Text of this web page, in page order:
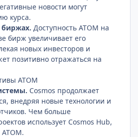
новости могут
курса.
Доступность ATOM на
бирж увеличивает его
новых инвесторов и
позитивно отражаться на
ATOM
Cosmos продолжает
внедряя новые технологии и
Чем больше
использует Cosmos Hub,